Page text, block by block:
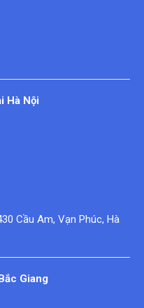
Hà Nội
Cầu Am, Vạn Phúc, Hà
Giang